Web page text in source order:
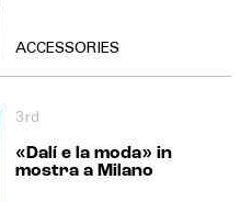
ACCESSORIES
3rd
«Dalí e la moda» in
mostra a Milano